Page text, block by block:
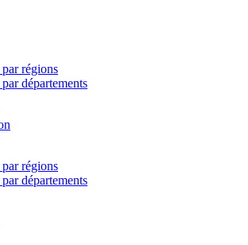
régions
départements
régions
départements